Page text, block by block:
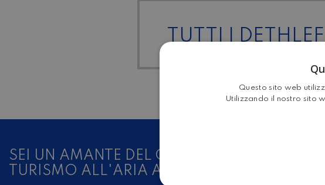
TUTTI I
SEI UN AMANTE DEL CAMPER, DELLE
TURISMO ALL'ARIA APERTA?
Questo sito web
Utilizzando il nostro sito